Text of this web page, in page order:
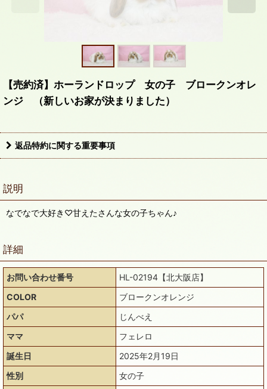
【売約済】ホーランドロップ 女の子 ブロークンオレ
ンジ （新しいお家が決まりました）
返品特約に関する重要事項
説明
なでなで大好き♡甘えたさんな女の子ちゃん♪
詳細
お問い合わせ番号
HL-02194【北大阪店】
COLOR
ブロークンオレンジ
パパ
じんべえ
ママ
フェレロ
誕生日
2025年2月19日
性別
女の子